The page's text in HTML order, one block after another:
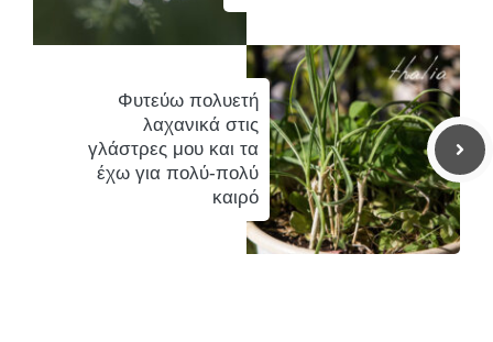
Φυτεύω πολυετή
λαχανικά στις
γλάστρες μου και τα
έχω για πολύ-πολύ
καιρό